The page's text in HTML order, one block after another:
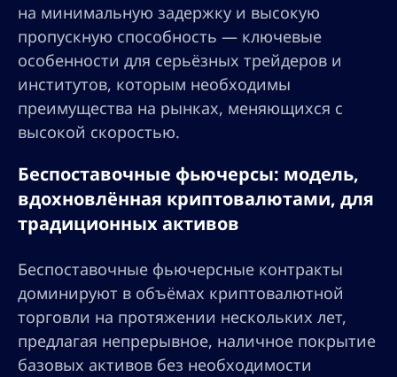
на минимальную задержку и высокую
пропускную способность — ключевые
особенности для серьёзных трейдеров и
институтов, которым необходимы
преимущества на рынках, меняющихся с
высокой скоростью.
Беспоставочные фьючерсы: модель,
вдохновлённая криптовалютами, для
традиционных активов
Беспоставочные фьючерсные контракты
доминируют в объёмах криптовалютной
торговли на протяжении нескольких лет,
предлагая непрерывное, наличное покрытие
базовых активов без необходимости